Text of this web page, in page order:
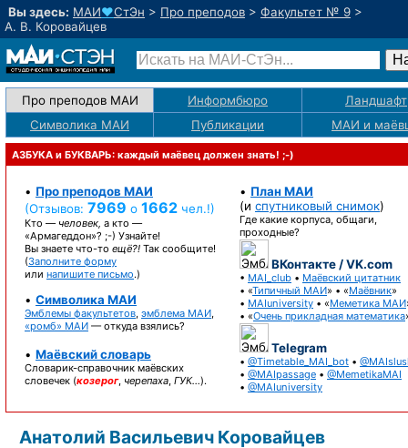
Вы здесь: МАИ♥СтЭн > Про преподов > Факультет № 9 >
А. В. Коровайцев
Про преподов МАИ Информбюро
Ландшафт
Символика МАИ
Публикации МАИ и
АЗБУКА и БУКВАРЬ: каждый маёвец должен знать! ;-)
• Про преподов МАИ
(Отзывов: 7969 о 1662 чел.!)
Кто — человек, а кто —
«Армагеддон»? ;-) Узнайте!
Вы знаете что-то ещё?! Так сообщите!
(Заполните форму
или напишите письмо.)
• Символика МАИ
Эмблемы факультетов, эмблема МАИ,
«ромб» МАИ — откуда взялись?
• Маёвский словарь
Словарик-справочник маёвских
словечек (козерог, черепаха, ГУК…).
• План МАИ
(и спутниковый снимок)
Где какие корпуса, общаги,
проходные?
ВКонтакте / VK.com
• MAI_club • Маёвский цитатник
• «Типичный МАИ» • «Маёвник»
• MAIuniversity • «Меметика МАИ
• «Очень прикладная математика
Telegram
• @Timetable_MAI_bot •
• @MAIpassage • @MemetikaMAI
• @MAIuniversity
Анатолий Васильевич Коровайцев